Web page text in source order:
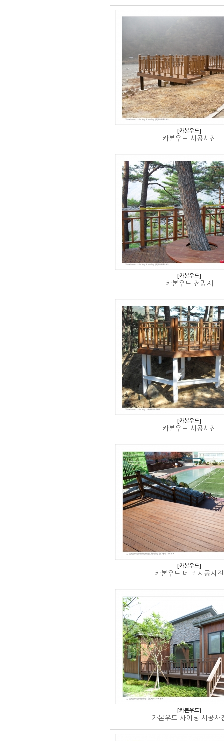
[카본우드]
카본우드 시공사진
[카본우드]
카본우드 전망재
[카본우드]
카본우드 시공사진
[카본우드]
카본우드 데크 시공사진
[카본우드]
카본우드 사이딩 시공사